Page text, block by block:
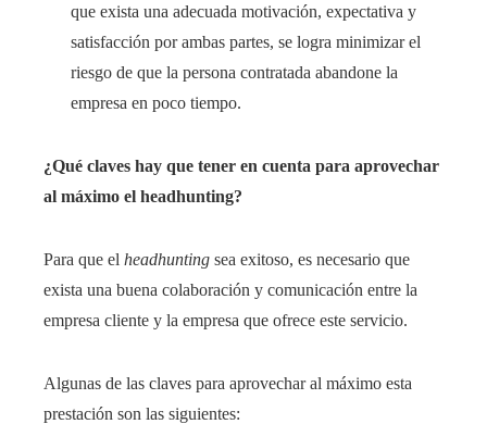
que exista una adecuada motivación, expectativa y
satisfacción por ambas partes, se logra minimizar el
riesgo de que la persona contratada abandone la
empresa en poco tiempo.
¿Qué claves hay que tener en cuenta para aprovechar
al máximo el headhunting?
Para que el headhunting sea exitoso, es necesario que
exista una buena colaboración y comunicación entre la
empresa cliente y la empresa que ofrece este servicio.
Algunas de las claves para aprovechar al máximo esta
prestación son las siguientes: